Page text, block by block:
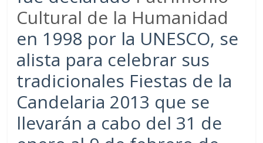
Cultural de la Humanidad
en 1998 por la UNESCO, se
alista para celebrar sus
tradicionales Fiestas de la
Candelaria 2013 que se
llevarán a cabo del 31 de